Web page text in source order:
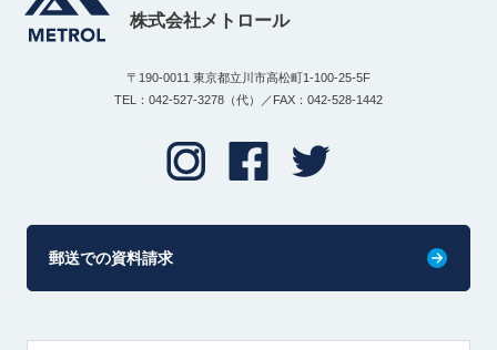
株式会社メトロール
〒190-0011 東京都立川市高松町1-100-25-5F
TEL：042-527-3278（代）／FAX：042-528-1442
郵送での資料請求